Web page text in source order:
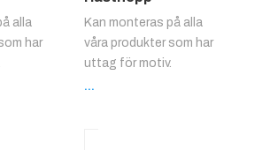
alla
har
Kan monteras på alla
våra produkter som har
uttag för motiv.
...